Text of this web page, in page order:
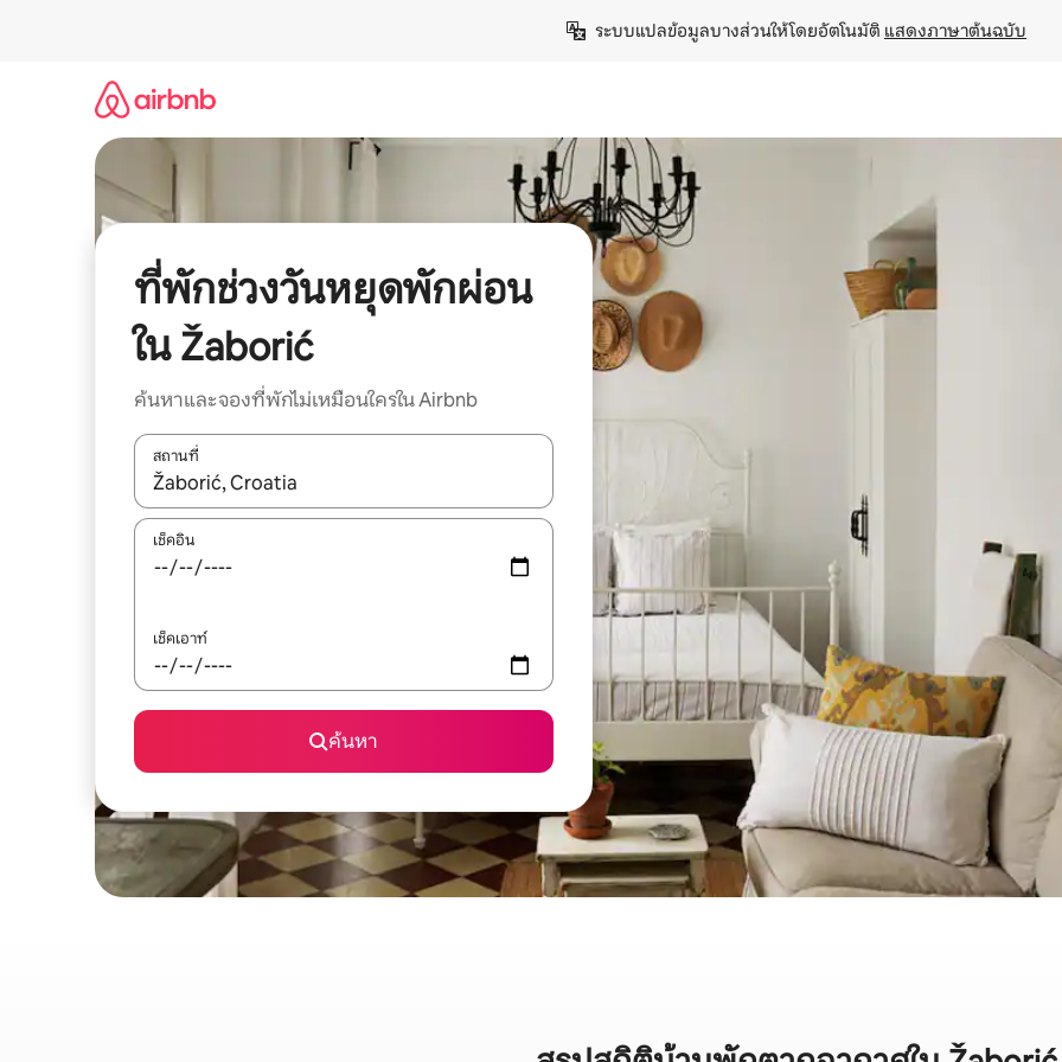
ระบบแปลข้อมูลบางส่วนให้โดยอัตโนมัติ แสดงภาษาต้นฉบับ
ที่พักช่วงวันหยุดพักผ่อน
ใน Žaborić
ค้นหาและจองที่พักไม่เหมือนใครใน Airbnb
สถานที่
ใช้ลูกศรขึ้นลง หรือใช้การสัมผัสหรือปัด เพื่อสำรวจผลการค้นหา
เช็คอิน
เช็คเอาท์
ค้นหา